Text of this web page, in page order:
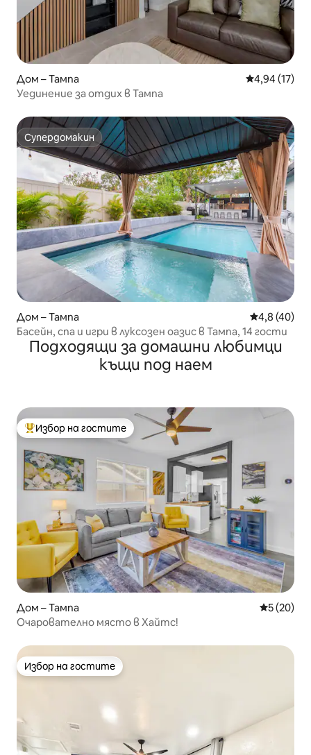
Дом – Тампа Средна
4,94 (17)
Уединение за отдих в Тампа
Супердомакин
Супердомакин
Дом – Тампа Средна
4,8 (40)
Басейн, спа и игри в луксозен оазис в Тампа, 14 гости
Подходящи за домашни любимци
къщи под наем
Най-популярен избор на гостите
Избор на гостите
Дом – Тампа Средна
5 (20)
Очарователно място в Хайтс!
Избор на гостите
Избор на гостите